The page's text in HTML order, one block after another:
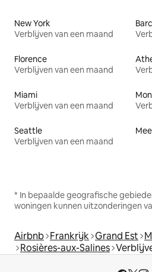
New York
Verblijven van een maand
Florence
Verblijven van een maand
Miami
Verblijven van een maand
Seattle
Verblijven van een maand
* In bepaalde geografische
woningen kunnen uitzonderingen
Airbnb Frankrijk Grand Est
Rosières-aux-Salines